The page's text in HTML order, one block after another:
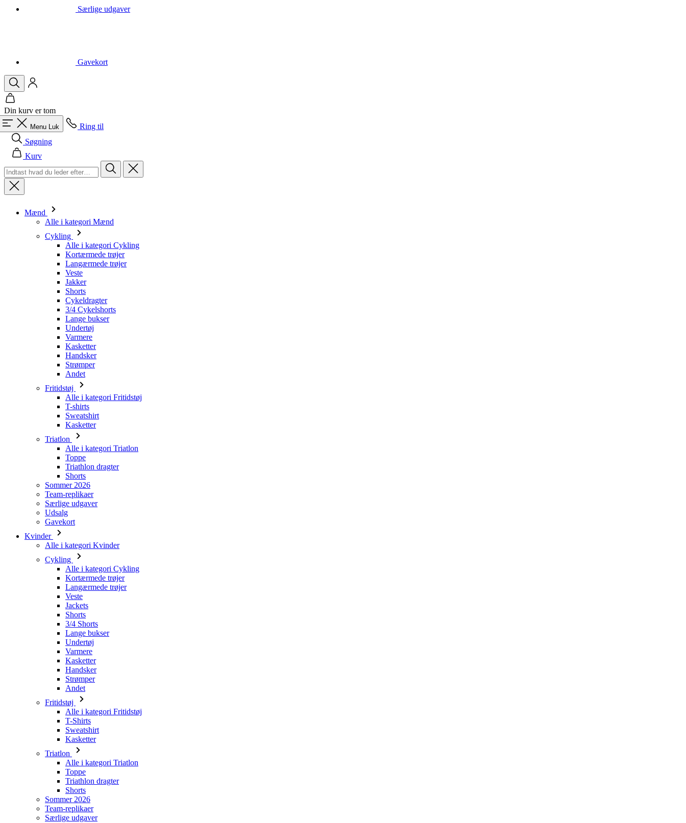
Din kurv er tom
Menu
Kurv
Mænd
Alle i kategori Mænd
Langærmede trøjer
Veste
Jakker
Shorts
Cykeldragter
3/4 Cykelshorts
Lange bukser
Undertøj
Varmere
Kasketter
Handsker
Strømper
Andet
Fritidstøj
Alle i kategori Fritidstøj
T-shirts
Sweatshirt
Kasketter
Triatlon
Alle i kategori Triatlon
Toppe
Triathlon dragter
Shorts
Sommer 2026
Team-replikaer
Særlige udgaver
Udsalg
Gavekort
Kvinder
Alle i kategori Kvinder
Cykling
Alle i kategori Cykling
Langærmede trøjer
Veste
Jackets
Shorts
3/4 Shorts
Lange bukser
Undertøj
Varmere
Kasketter
Handsker
Strømper
Andet
Fritidstøj
Alle i kategori Fritidstøj
T-Shirts
Sweatshirt
Kasketter
Triatlon
Alle i kategori Triatlon
Toppe
Triathlon dragter
Shorts
Sommer 2026
Team-replikaer
Særlige udgaver
Udsalg
Gavekort
Børn
Alle i kategori Børn